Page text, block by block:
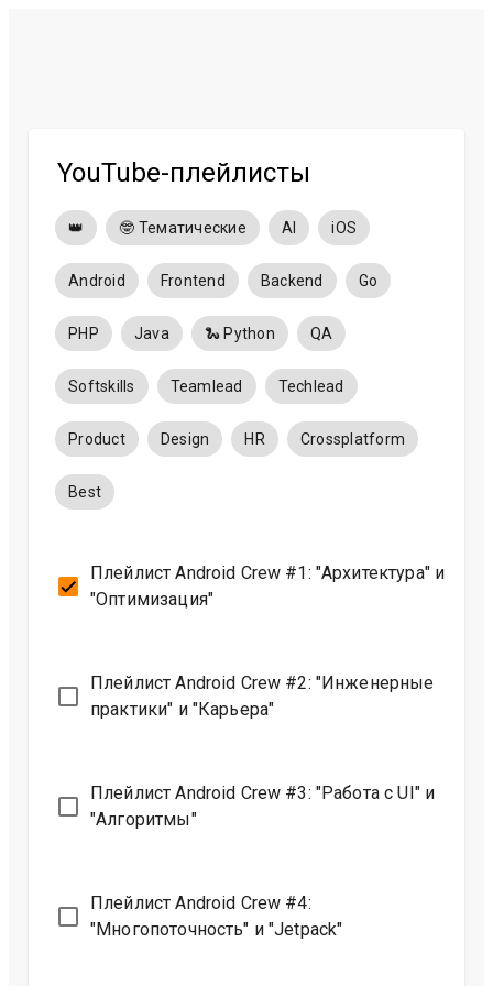
YouTube-плейлисты
👑 🤓 Тематические AI iOS
Android Frontend Backend Go
PHP Java 🐍 Python QA
Softskills Teamlead Techlead
Product Design HR Crossplatform
Best
Плейлист Android Crew #1: "Архитектура" и
"Оптимизация"
Плейлист Android Crew #2: "Инженерные
практики" и "Карьера"
Плейлист Android Crew #3: "Работа с UI" и
"Алгоритмы"
Плейлист Android Crew #4:
"Многопоточность" и "Jetpack"